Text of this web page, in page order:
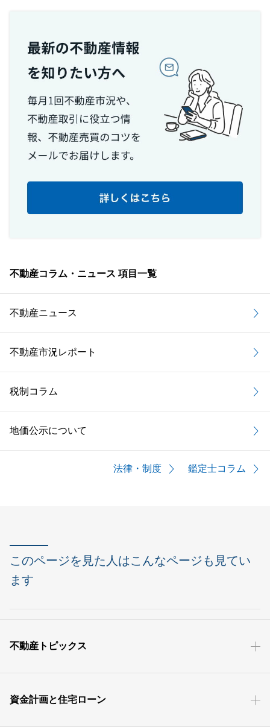
不動産コラム・ニュース 項目一覧
不動産ニュース
不動産市況レポート
税制コラム
地価公示について
法律・制度 鑑定士コラム
このページを見た人はこんなページも見てい
ます
不動産トピックス
資金計画と住宅ローン